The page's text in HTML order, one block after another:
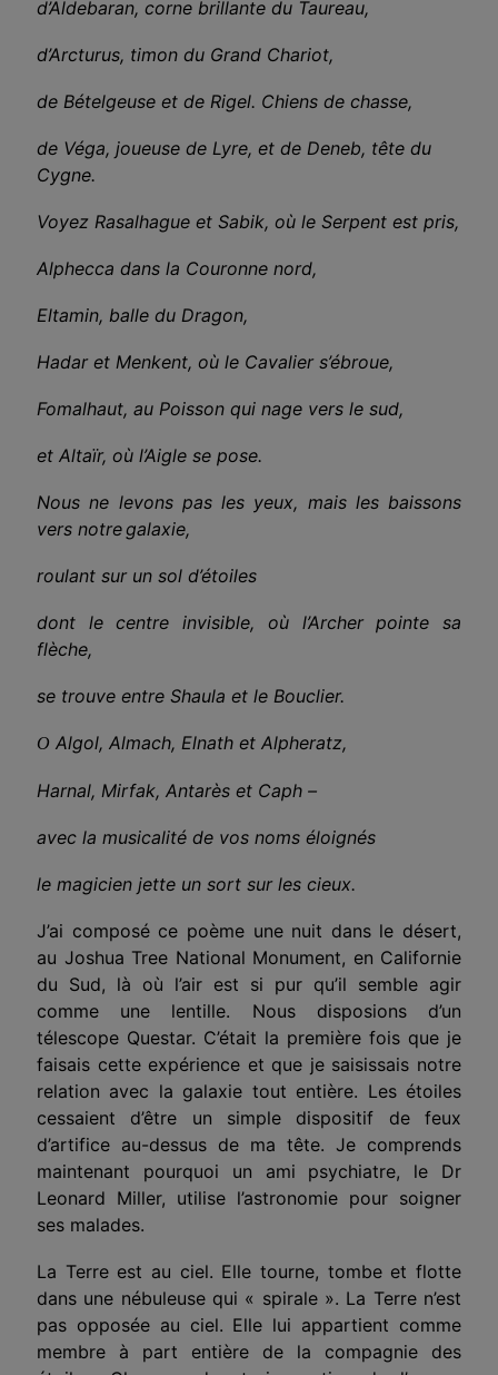
d’Aldebaran, corne brillante du Taureau,
d’Arcturus, timon du Grand Chariot,
de Bételgeuse et de Rigel. Chiens de chasse,
de Véga, joueuse de Lyre, et de Deneb, tête du
Cygne.
Voyez Rasalhague et Sabik, où le Serpent est pris,
Alphecca dans la Couronne nord,
Eltamin, balle du Dragon,
Hadar et Menkent, où le Cavalier s’ébroue,
Fomalhaut, au Poisson qui nage vers le sud,
et Altaïr, où l’Aigle se pose.
Nous ne levons pas les yeux, mais les baissons
vers notre galaxie,
roulant sur un sol d’étoiles
dont le centre invisible, où l’Archer pointe sa
flèche,
se trouve entre Shaula et le Bouclier.
O Algol, Almach, Elnath et Alpheratz,
Harnal, Mirfak, Antarès et Caph –
avec la musicalité de vos noms éloignés
le magicien jette un sort sur les cieux.
J’ai composé ce poème une nuit dans le désert,
au Joshua Tree National Monument, en Californie
du Sud, là où l’air est si pur qu’il semble agir
comme une lentille. Nous disposions d’un
télescope Ques­tar. C’était la première fois que je
faisais cette expérience et que je saisissais notre
relation avec la galaxie tout entière. Les étoiles
cessaient d’être un simple dispositif de feux
d’artifice au-dessus de ma tête. Je comprends
maintenant pourquoi un ami psychiatre, le Dr
Leonard Miller, utilise l’astrono­mie pour soigner
ses malades.
La Terre est au ciel. Elle tourne, tombe et flotte
dans une nébuleuse qui « spirale ». La Terre n’est
pas opposée au ciel. Elle lui appartient comme
membre à part entière de la compagnie des